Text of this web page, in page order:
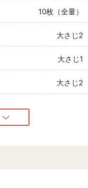
10枚（全量）
大さじ2
大さじ1
大さじ2